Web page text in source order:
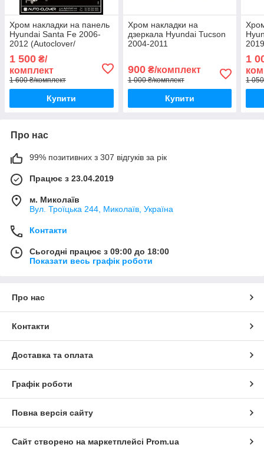
Хром накладки на панель
Hyundai Santa Fe 2006-
2012 (Autoclover/
Корея/C371)
1 500 ₴/
комплект
1 600 ₴/комплект
Купити
Хром накладки на
дзеркала Hyundai Tucson
2004-2011
900₴/комплект
1 000 ₴/комплект
Купити
1
1
Про нас
99% позитивних з 307 відгуків за рік
Працює з 23.04.2019
м. Миколаїв
Вул. Троїцька 244, Миколаїв, Україна
Контакти
Сьогодні працює з 09:00 до 18:00
Показати весь графік роботи
Про нас
Контакти
Доставка та оплата
Графік роботи
Повна версія сайту
Сайт створено на маркетплейсі Prom.ua